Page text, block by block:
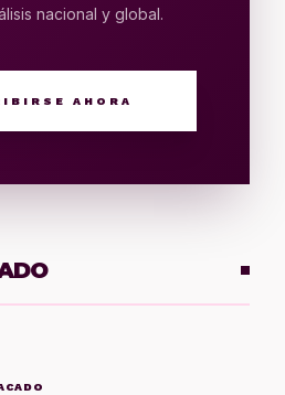
nacional y global.
AHORA